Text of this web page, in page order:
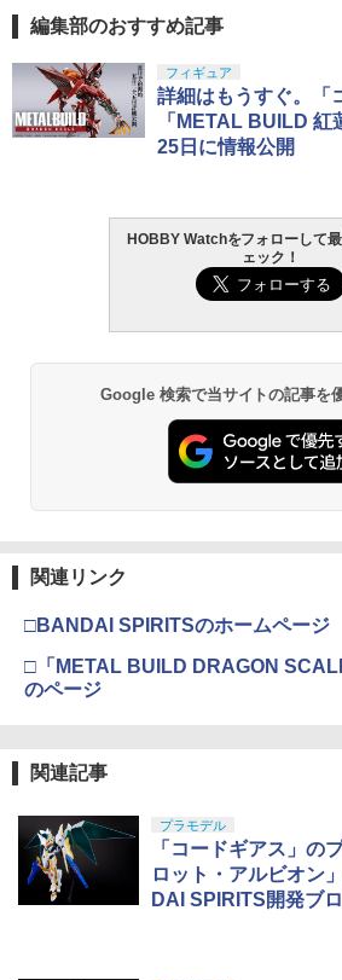
編集部のおすすめ記事
フィギュア
詳細はもうすぐ。「
「METAL BUILD 紅
25日に情報公開
HOBBY Watchをフォローして
ェック！
Google 検索で当サイトの記事を
関連リンク
□BANDAI SPIRITSのホームページ
□「METAL BUILD DRAGON
のページ
関連記事
プラモデル
「コードギアス」の
ロット・アルビオン
DAI SPIRITS開発ブ